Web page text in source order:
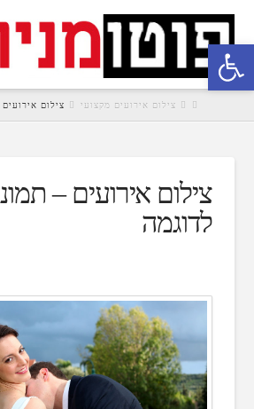
פתח סרגל נגישות
HOMEצילום אירועים מקצועי צילום
צילום אירועים –
לדוגמה